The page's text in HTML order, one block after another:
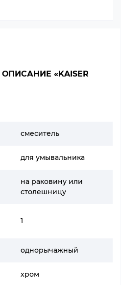
«KAISER
смеситель
для умывальника
на раковину или
столешницу
1
однорычажный
хром